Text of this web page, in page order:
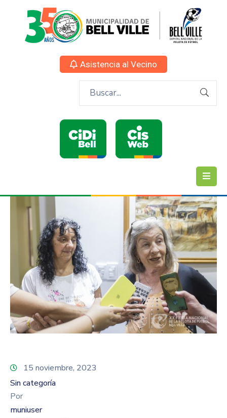
Asistencia al Vecino
15 noviembre, 2023
Sin categoría
Por
muniuser